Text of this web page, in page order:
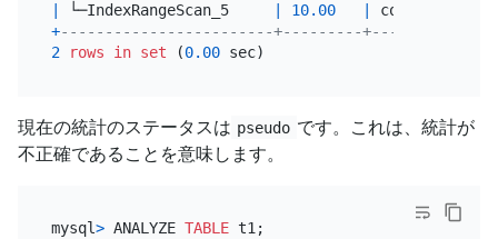
└─IndexRangeScan_5 10.00 cop[tikv]
+------------------------+---------+-----------
2
rows in set (0.00
現在の統計のステータスは pseudo です。これは、統計が
不正確であることを意味します。
mysql> ANALYZE TABLE t1;